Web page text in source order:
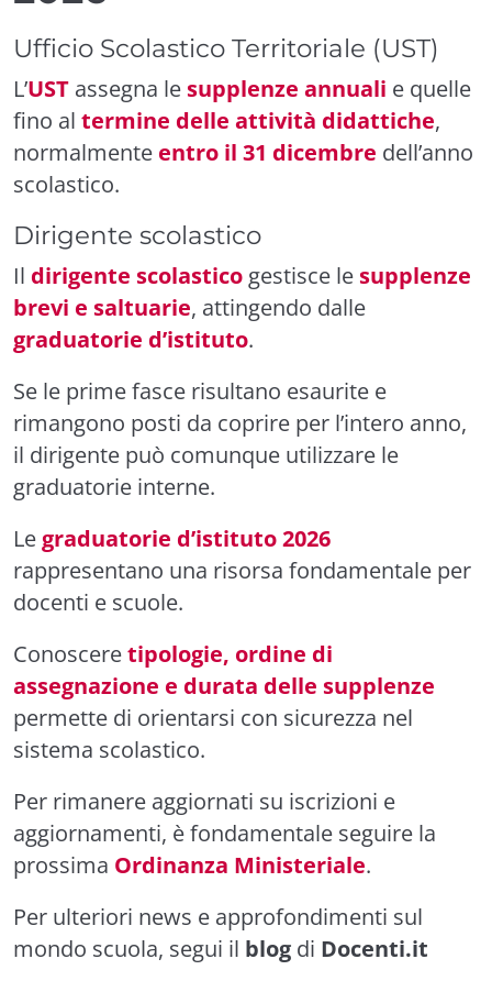
Ufficio Scolastico Territoriale (UST)
L’UST assegna le supplenze annuali e quelle
fino al termine delle attività didattiche,
normalmente entro il 31 dicembre dell’anno
scolastico.
Dirigente scolastico
Il dirigente scolastico gestisce le supplenze
brevi e saltuarie, attingendo dalle
graduatorie d’istituto.
Se le prime fasce risultano esaurite e
rimangono posti da coprire per l’intero anno,
il dirigente può comunque utilizzare le
graduatorie interne.
Le graduatorie d’istituto 2026
rappresentano una risorsa fondamentale per
docenti e scuole.
Conosceretipologie, ordine di
assegnazione e durata delle supplenze
permette di orientarsi con sicurezza nel
sistema scolastico.
Per rimanere aggiornati su iscrizioni e
aggiornamenti, è fondamentale seguire la
prossima Ordinanza Ministeriale.
Per ulteriori news e approfondimenti sul
mondo scuola, segui il blog di Docenti.it